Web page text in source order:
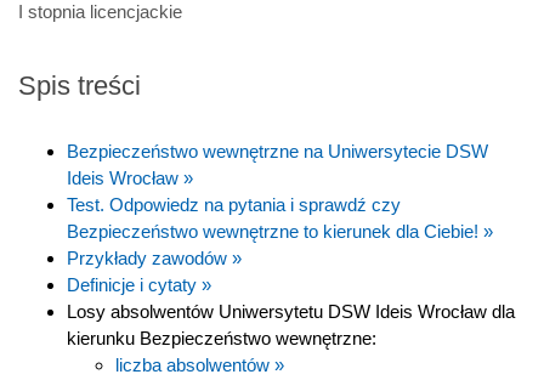
I stopnia licencjackie
Spis treści
Bezpieczeństwo wewnętrzne na Uniwersytecie DSW
Ideis Wrocław »
Test. Odpowiedz na pytania i sprawdź czy
Bezpieczeństwo wewnętrzne to kierunek dla Ciebie! »
Przykłady zawodów »
Definicje i cytaty »
Losy absolwentów Uniwersytetu DSW Ideis Wrocław dla
kierunku Bezpieczeństwo wewnętrzne:
liczba absolwentów »